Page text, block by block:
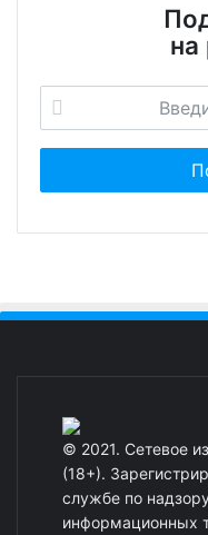
на
© 2021. Сетевое
(18+).
службе по
информационных